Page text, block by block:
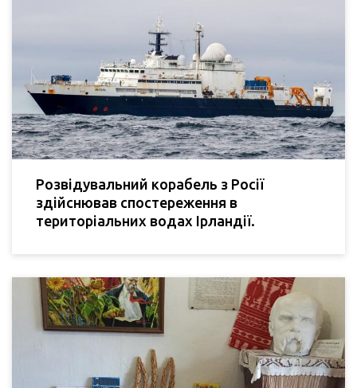
Розвідувальний корабель з Росії
здійснював спостереження в
територіальних водах Ірландії.